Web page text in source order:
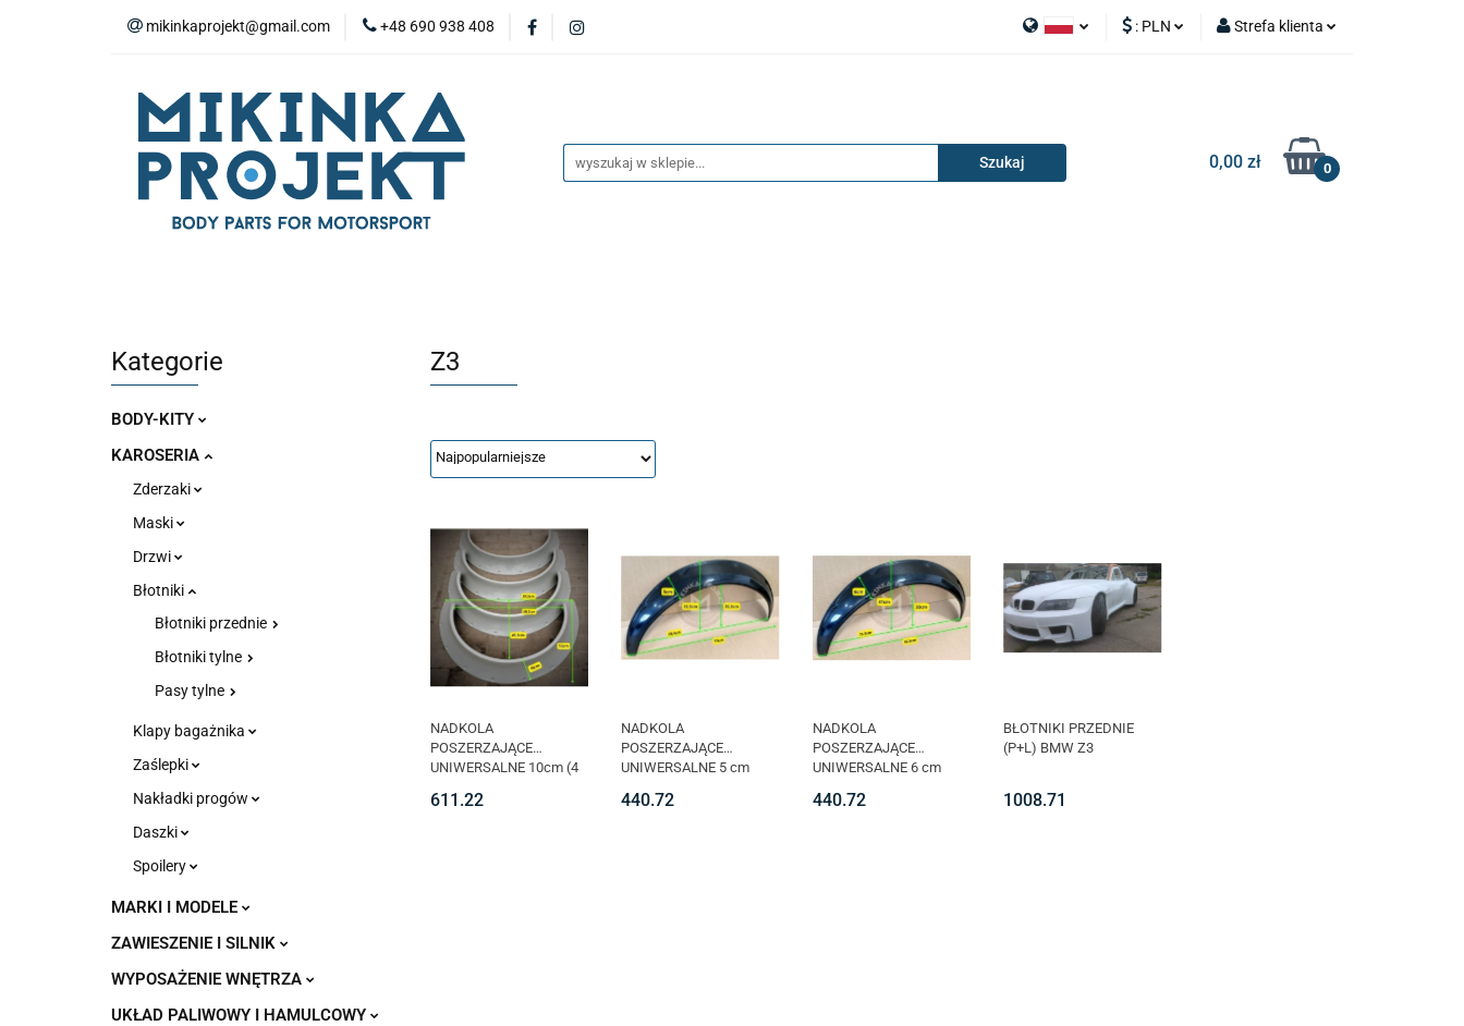
mikinkaprojekt@gmail.com +48 690 938 408 : PLN Strefa klienta
Dodaj zgłoszenie
0,00 zł 0
BODY-KITY ZDERZAKI
ZAŚLEPKI
WYPOSAŻENIE WNĘTRZA
Kategorie
BODY-KITY
KAROSERIA
Zderzaki
Maski
Drzwi
Błotniki
Błotniki przednie
Błotniki tylne
Pasy tylne
Klapy bagażnika
Zaślepki
Nakładki progów
Daszki
Spoilery
MARKI I MODELE
ZAWIESZENIE I SILNIK
WYPOSAŻENIE WNĘTRZA
UKŁAD PALIWOWY I HAMULCOWY
Z3
NADKOLA
POSZERZAJĄCE
UNIWERSALNE 10cm (4
611.22
NADKOLA
POSZERZAJĄCE
UNIWERSALNE 5 cm
440.72
NADKOLA
POSZERZAJĄCE
UNIWERSALNE 6 cm
440.72
BŁOTNIKI PRZEDNIE
(P+L) BMW Z3
1008.71